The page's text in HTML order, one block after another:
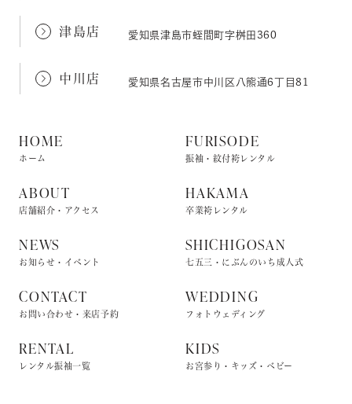
津島店 愛知県津島市蛭間町字桝田360
中川店 愛知県名古屋市中川区八熊通6丁目81
HOME
ホーム
ABOUT
店舗紹介・アクセス
NEWS
お知らせ・イベント
CONTACT
お問い合わせ・来店予約
RENTAL
レンタル振袖一覧
FURISODE
振袖・紋付袴レンタル
HAKAMA
卒業袴レンタル
SHICHIGOSAN
七五三・にぶんのいち成人式
WEDDING
フォトウェディング
KIDS
お宮参り・キッズ・ベビー